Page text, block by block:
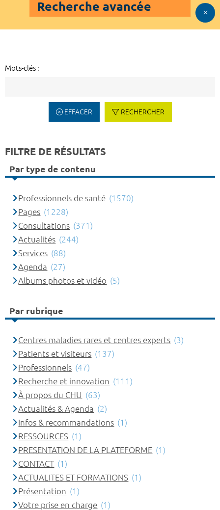
Recherche avancée
Mots-clés :
EFFACER RECHERCHER
FILTRE DE RÉSULTATS
Par type de contenu
Professionnels de santé (1570)
Pages (1228)
Consultations (371)
Actualités (244)
Services (88)
Agenda (27)
Albums photos et vidéo (5)
Par rubrique
Centres maladies rares et centres experts (3)
Patients et visiteurs (137)
Professionnels (47)
Recherche et innovation (111)
À propos du CHU (63)
Actualités & Agenda (2)
Infos & recommandations (1)
RESSOURCES (1)
PRESENTATION DE LA PLATEFORME (1)
CONTACT (1)
ACTUALITES ET FORMATIONS (1)
Présentation (1)
Votre prise en charge (1)